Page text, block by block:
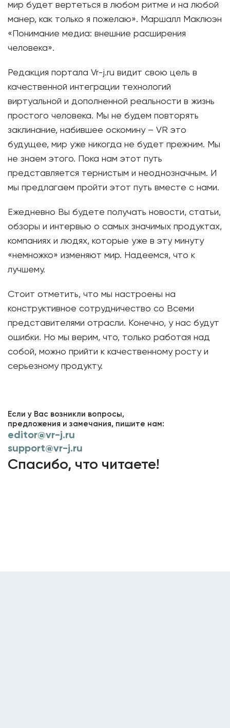
мир будет вертеться в любом ритме и на любой
манер, как только я пожелаю». Маршалл Маклюэн
«Понимание медиа: внешние расширения
человека».
Редакция портала Vr-j.ru видит свою цель в
качественной интеграции технологий
виртуальной и дополненной реальности в жизнь
простого человека. Мы не будем повторять
заклинание, набившее оскомину – VR это
будущее, мир уже никогда не будет прежним. Мы
не знаем этого. Пока нам этот путь
представляется тернистым и неоднозначным. И
мы предлагаем пройти этот путь вместе с нами.
Ежедневно Вы будете получать новости, статьи,
обзоры и интервью о самых значимых продуктах,
компаниях и людях, которые уже в эту минуту
«немножко» изменяют мир. Надеемся, что к
лучшему.
Стоит отметить, что мы настроены на
конструктивное сотрудничество со Всеми
представителями отрасли. Конечно, у нас будут
ошибки. Но мы верим, что, только работая над
собой, можно прийти к качественному росту и
серьезному продукту.
Если у Вас возникли вопросы,
предложения и замечания, пишите нам:
editor@vr-j.ru
support@vr-j.ru
Спасибо, что читаете!